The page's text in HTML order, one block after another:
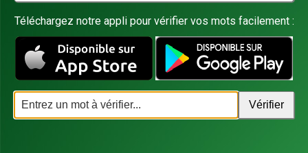
Téléchargez notre appli pour vérifier vos mots facilement :